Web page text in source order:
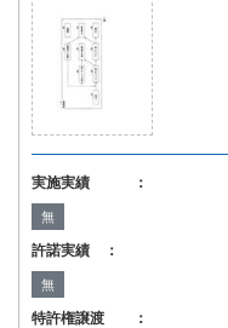
実施実績 ：
無
許諾実績 ：
無
特許権譲渡 ：